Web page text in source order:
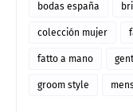
bodas españa
colección mujer
fatto a mano
groom style